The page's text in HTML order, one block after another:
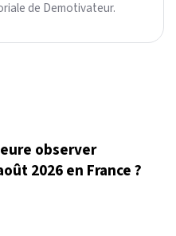
de Demotivateur.
observer
2026 en France ?